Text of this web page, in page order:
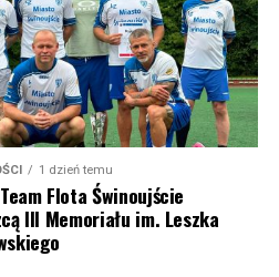
1 dzień temu
Flota Świnoujście
III Memoriału im. Leszka